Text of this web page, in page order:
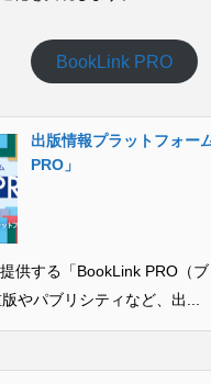
BookLink PRO
出版情報プラットフォ
PRO」
供する「BookLink PRO（
やパブリシティなど、出...